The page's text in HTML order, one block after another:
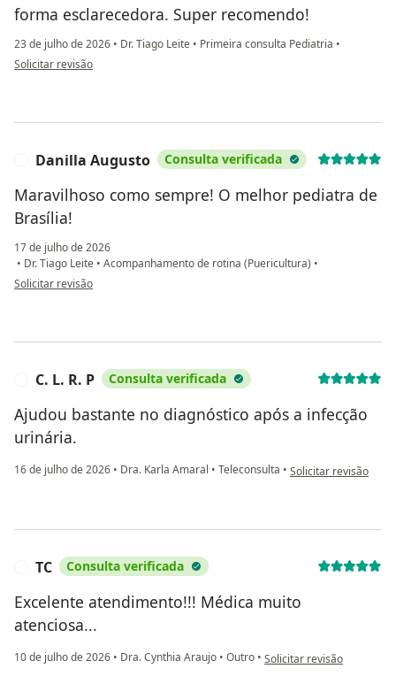
forma esclarecedora. Super recomendo!
23 de julho de 2026 • Dr. Tiago Leite • Primeira consulta Pediatria •
na opinião do utilizador Ana Carolina
Solicitar revisão
Danilla Augusto Consulta verificada
Maravilhoso como sempre! O melhor pediatra de
Brasília!
17 de julho de 2026
• Dr. Tiago Leite • Acompanhamento de rotina (Puericultura) •
na opinião do utilizador Danilla Augusto
Solicitar revisão
C. L. R. P Consulta verificada
Ajudou bastante no diagnóstico após a infecção
urinária.
16 de julho de 2026 • Dra. Karla Amaral • Teleconsulta • na opinião do
Solicitar revisão
TC Consulta verificada
Excelente atendimento!!! Médica muito
atenciosa...
10 de julho de 2026 • Dra. Cynthia Araujo • Outro • na opinião do utilizador TC
Solicitar revisão